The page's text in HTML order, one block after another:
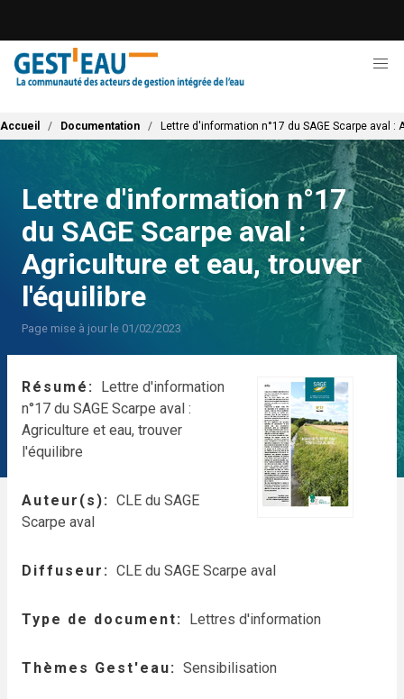
contenu
principal
Fil d'Ariane
Accueil Documentation Lettre d'information n°17 du SAGE Scarpe aval
Lettre d'information n°17
du SAGE Scarpe aval :
Agriculture et eau, trouver
l'équilibre
Page mise à jour le 01/02/2023
Résumé
Lettre d'information
n°17 du SAGE Scarpe aval :
Agriculture et eau, trouver
l'équilibre
Auteur(s)
CLE du SAGE
Scarpe aval
Diffuseur CLE du SAGE Scarpe aval
Type de document Lettres d'information
Thèmes Gest'eau Sensibilisation